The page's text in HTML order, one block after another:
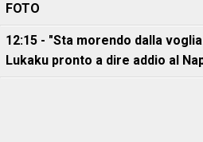
FOTO
12:15 - "Sta morendo dalla
Lukaku pronto a dire addio al